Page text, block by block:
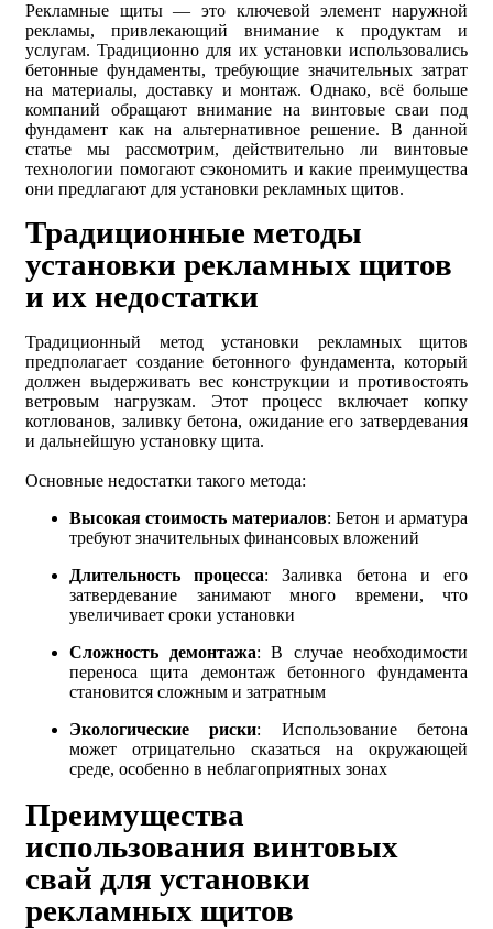
Рекламные щиты — это ключевой элемент наружной
рекламы, привлекающий внимание к продуктам и
услугам. Традиционно для их установки использовались
бетонные фундаменты, требующие значительных затрат
на материалы, доставку и монтаж. Однако, всё больше
компаний обращают внимание на винтовые сваи под
фундамент как на альтернативное решение. В данной
статье мы рассмотрим, действительно ли винтовые
технологии помогают сэкономить и какие преимущества
они предлагают для установки рекламных щитов.
Традиционные методы
установки рекламных щитов
и их недостатки
Традиционный метод установки рекламных щитов
предполагает создание бетонного фундамента, который
должен выдерживать вес конструкции и противостоять
ветровым нагрузкам. Этот процесс включает копку
котлованов, заливку бетона, ожидание его затвердевания
и дальнейшую установку щита.
Основные недостатки такого метода:
Высокая стоимость материалов: Бетон и арматура
требуют значительных финансовых вложений
Длительность процесса: Заливка бетона и его
затвердевание занимают много времени, что
увеличивает сроки установки
Сложность демонтажа: В случае необходимости
переноса щита демонтаж бетонного фундамента
становится сложным и затратным
Экологические риски: Использование бетона
может отрицательно сказаться на окружающей
среде, особенно в неблагоприятных зонах
Преимущества
использования винтовых
свай для установки
рекламных щитов